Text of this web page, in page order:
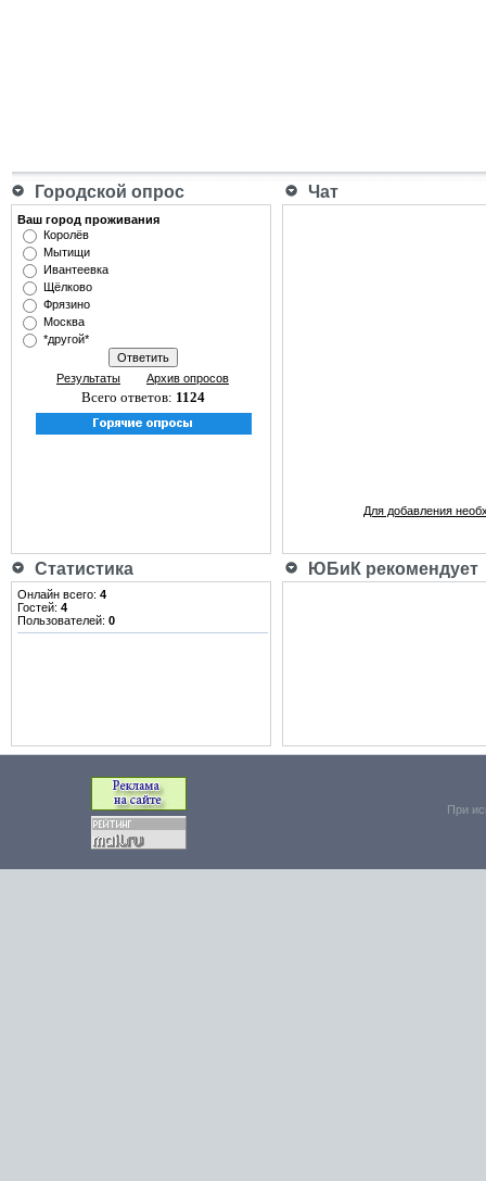
Городской опрос Чат
Ваш город проживания
Королёв
Мытищи
Ивантеевка
Щёлково
Фрязино
Москва
*другой*
Результаты Архив опросов
Всего ответов: 1124
Для добавления
Статистика ЮБиК рекомендует
Онлайн всего: 4
Гостей: 4
Пользователей: 0
При